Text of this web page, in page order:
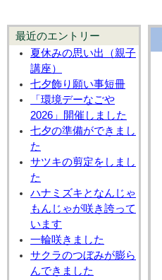
最近のエントリー
夏休みの思い出（親子
講座）
七夕飾り願い事短冊
「環境デーなごや
2026」開催しました
七夕の準備ができまし
た
サツキの剪定をしまし
た
ハナミズキとなんじゃ
もんじゃが咲き誇って
います
一輪咲きました
サクラのつぼみが膨ら
んできました